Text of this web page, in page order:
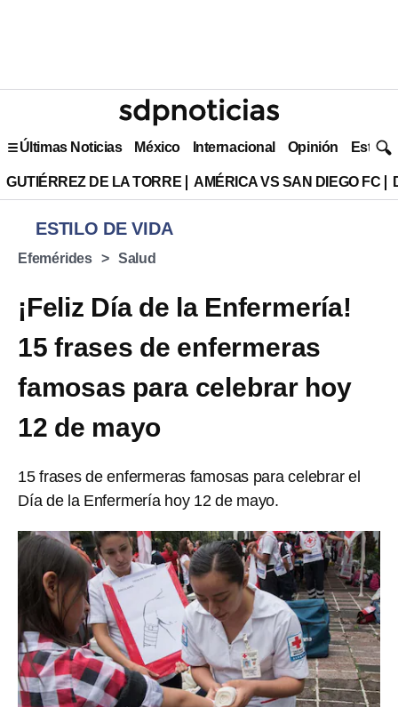
Últimas Noticias México Internacional Opinión Estilo
GUTIÉRREZ DE LA TORRE AMÉRICA VS SAN DIEGO FC
ESTILO DE VIDA
Efemérides Salud
¡Feliz Día de la Enfermería!
15 frases de enfermeras
famosas para celebrar hoy
12 de mayo
15 frases de enfermeras famosas para celebrar el
Día de la Enfermería hoy 12 de mayo.